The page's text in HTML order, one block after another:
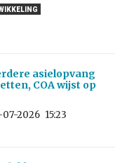
asielopvang
COA wijst op
07-2026 15:23